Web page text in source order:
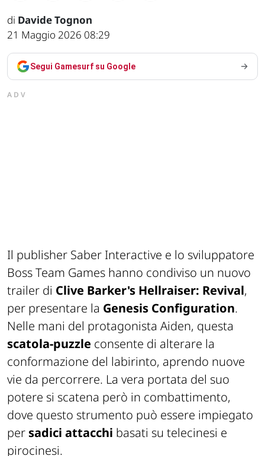
di Davide Tognon
21 Maggio 2026 08:29
Segui Gamesurf su Google
ADV
Il publisher Saber Interactive e lo sviluppatore
Boss Team Games hanno condiviso un nuovo
trailer di Clive Barker's Hellraiser: Revival,
per presentare la Genesis Configuration.
Nelle mani del protagonista Aiden, questa
scatola-puzzle consente di alterare la
conformazione del labirinto, aprendo nuove
vie da percorrere. La vera portata del suo
potere si scatena però in combattimento,
dove questo strumento può essere impiegato
per sadici attacchi basati su telecinesi e
pirocinesi.